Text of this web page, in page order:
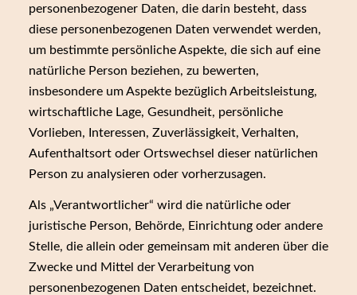
personenbezogener Daten, die darin besteht, dass
diese personenbezogenen Daten verwendet werden,
um bestimmte persönliche Aspekte, die sich auf eine
natürliche Person beziehen, zu bewerten,
insbesondere um Aspekte bezüglich Arbeitsleistung,
wirtschaftliche Lage, Gesundheit, persönliche
Vorlieben, Interessen, Zuverlässigkeit, Verhalten,
Aufenthaltsort oder Ortswechsel dieser natürlichen
Person zu analysieren oder vorherzusagen.
Als „Verantwortlicher“ wird die natürliche oder
juristische Person, Behörde, Einrichtung oder andere
Stelle, die allein oder gemeinsam mit anderen über die
Zwecke und Mittel der Verarbeitung von
personenbezogenen Daten entscheidet, bezeichnet.